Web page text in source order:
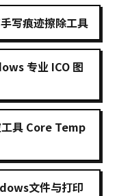
写痕迹擦除工具
专业 ICO 图
工具 Core Temp
文件与打印